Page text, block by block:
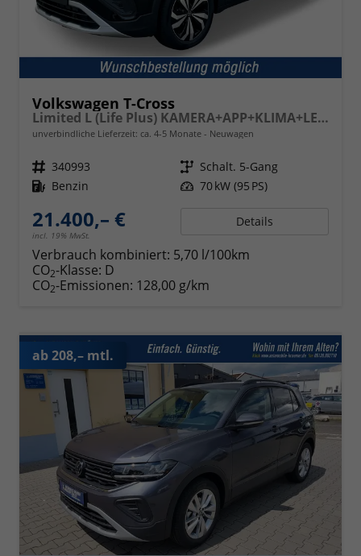
Volkswagen T-Cross
Limited L (Life Plus) KAMERA+APP+KLIMA+LED+17'' ALU
unverbindliche Lieferzeit: ca. 4-5 Monate Neuwagen
Fahrzeugnr. 340993 Getriebe Schalt. 5-Gang
Kraftstoff Benzin Leistung 70 kW (95 PS)
21.400,– €
incl. 19% MwSt.
Details
Verbrauch kombiniert: 5,70 l/100km
CO2-Klasse: D
CO2-Emissionen: 128,00 g/km
ab 208,– mtl.